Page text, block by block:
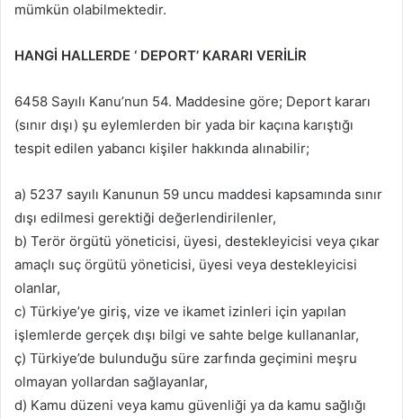
mümkün olabilmektedir.
HANGİ HALLERDE ‘ DEPORT’ KARARI VERİLİR
6458 Sayılı Kanu’nun 54. Maddesine göre; Deport kararı
(sınır dışı) şu eylemlerden bir yada bir kaçına karıştığı
tespit edilen yabancı kişiler hakkında alınabilir;
a) 5237 sayılı Kanunun 59 uncu maddesi kapsamında sınır
dışı edilmesi gerektiği değerlendirilenler,
b) Terör örgütü yöneticisi, üyesi, destekleyicisi veya çıkar
amaçlı suç örgütü yöneticisi, üyesi veya destekleyicisi
olanlar,
c) Türkiye’ye giriş, vize ve ikamet izinleri için yapılan
işlemlerde gerçek dışı bilgi ve sahte belge kullananlar,
ç) Türkiye’de bulunduğu süre zarfında geçimini meşru
olmayan yollardan sağlayanlar,
d) Kamu düzeni veya kamu güvenliği ya da kamu sağlığı